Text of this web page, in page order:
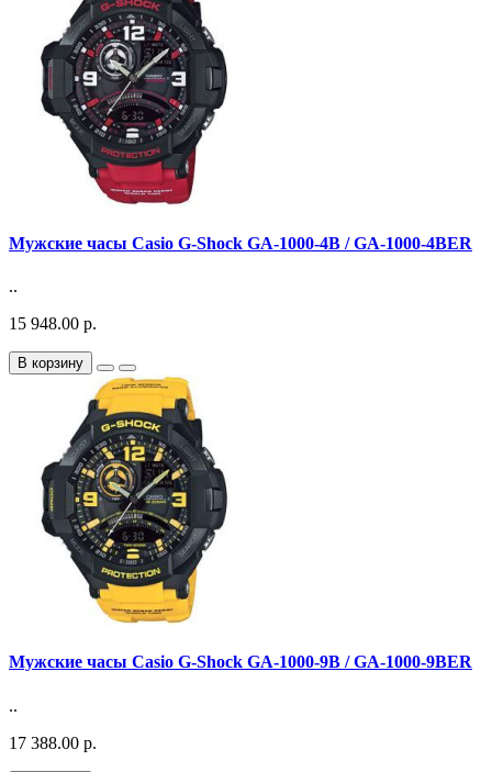
Мужские часы Casio G-Shock GA-1000-4B / GA-1000-4BER
..
15 948.00 р.
В корзину
Мужские часы Casio G-Shock GA-1000-9B / GA-1000-9BER
..
17 388.00 р.